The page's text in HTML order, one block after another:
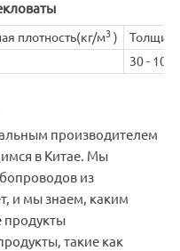
плотность(кг/м3)
30 - 100
производителем
в Китае. Мы
из
и мы знаем, каким
продукты
такие как